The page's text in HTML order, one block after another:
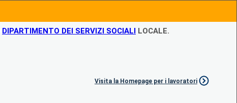
DIPARTIMENTO DEI SERVIZI SOCIALI LOCALE.
Visita la Homepage per i lavoratori